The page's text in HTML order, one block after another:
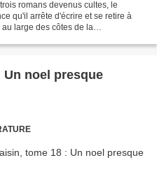
romans devenus cultes, le
qu'il arrête d'écrire et se retire à
large des côtes de la
Un noel presque